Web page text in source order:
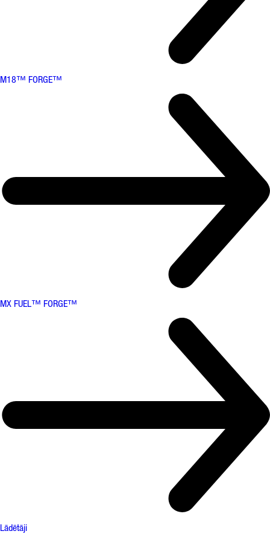
M18™ FORGE™
MX FUEL™ FORGE™
Lādētāji